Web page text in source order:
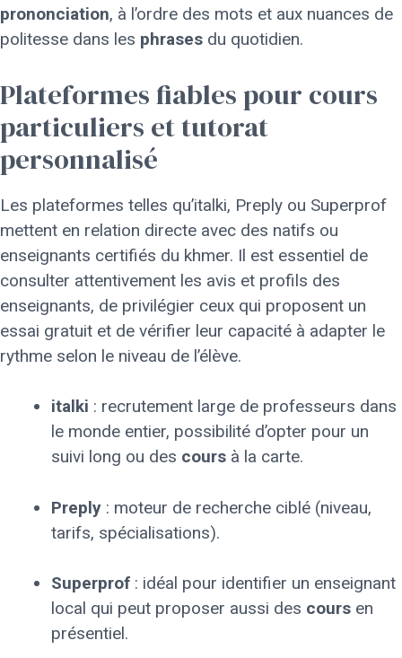
prononciation, à l’ordre des mots et aux nuances de
politesse dans les phrases du quotidien.
Plateformes fiables pour cours
particuliers et tutorat
personnalisé
Les plateformes telles qu’italki, Preply ou Superprof
mettent en relation directe avec des natifs ou
enseignants certifiés du khmer. Il est essentiel de
consulter attentivement les avis et profils des
enseignants, de privilégier ceux qui proposent un
essai gratuit et de vérifier leur capacité à adapter le
rythme selon le niveau de l’élève.
italki : recrutement large de professeurs dans
le monde entier, possibilité d’opter pour un
suivi long ou des cours à la carte.
Preply : moteur de recherche ciblé (niveau,
tarifs, spécialisations).
Superprof : idéal pour identifier un enseignant
local qui peut proposer aussi des cours en
présentiel.